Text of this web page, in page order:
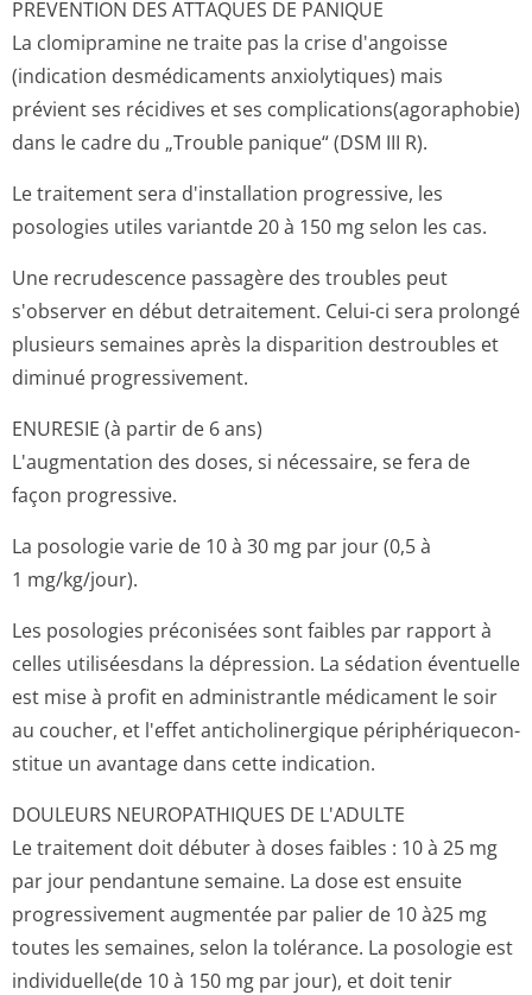
PREVENTION DES ATTAQUES DE PANIQUE
La clomipramine ne traite pas la crise d'angoisse
(indication desmédicaments anxiolytiques) mais
prévient ses récidives et ses complications(a­goraphobie)
dans le cadre du „Trouble panique“ (DSM III R).
Le traitement sera d'installation progressive, les
posologies utiles variantde 20 à 150 mg selon les cas.
Une recrudescence passagère des troubles peut
s'observer en début detraitement. Celui-ci sera prolongé
plusieurs semaines après la disparition destroubles et
diminué progressivement.
ENURESIE (à partir de 6 ans)
L'augmentation des doses, si nécessaire, se fera de
façon progressive.
La posologie varie de 10 à 30 mg par jour (0,5 à
1 mg/kg/jour).
Les posologies préconisées sont faibles par rapport à
celles utiliséesdans la dépression. La sédation éventuelle
est mise à profit en administrantle médicament le soir
au coucher, et l'effet anticholinergique périphériquecon­
stitue un avantage dans cette indication.
DOULEURS NEUROPATHIQUES DE L'ADULTE
Le traitement doit débuter à doses faibles : 10 à 25 mg
par jour pendantune semaine. La dose est ensuite
progressivement augmentée par palier de 10 à25 mg
toutes les semaines, selon la tolérance. La posologie est
individuelle(de 10 à 150 mg par jour), et doit tenir